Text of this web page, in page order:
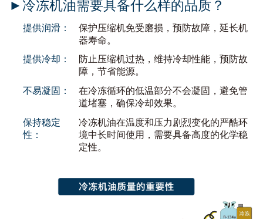
►冷冻机油需要具备什么样的品质？
提供润滑：
保护压缩机免受磨损，预防故障，延长机
器寿命。
提供冷却：
防止压缩机过热，维持冷却性能，预防故
障，节省能源。
不易凝固：
在冷冻循环的低温部分不会凝固，避免管
道堵塞，确保冷却效果。
保持稳定
性：
冷冻机油在温度和压力剧烈变化的严酷环
境中长时间使用， 需要具备高度的化学稳
定性。